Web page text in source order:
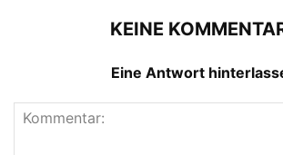
KEINE
Eine Antwort